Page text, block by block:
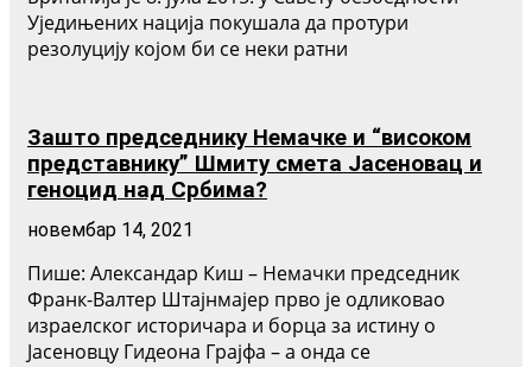
Уједињених нација покушала да протури
резолуцију којом би се неки ратни
Зашто председнику Немачке и “високом
представнику” Шмиту смета Јасеновац и
геноцид над Србима?
новембар 14, 2021
Пише: Александар Киш – Немачки председник
Франк-Валтер Штајнмајер прво је одликовао
израелског историчара и борца за истину о
Јасеновцу Гидеона Грајфа – а онда се